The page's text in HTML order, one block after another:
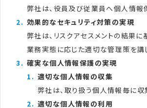
弊社は、役員及び従業員へ個人情報
効果的なセキュリティ対策の実現
弊社は、リスクアセスメントの結果
業務実態に応じた適切な管理策を講
確実な個人情報保護の実現
適切な個人情報の収集
弊社は、取り扱う個人情報毎に
適切な個人情報の利用